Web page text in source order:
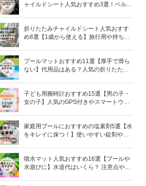
ャイルドシート人気おすすめ3選！ベルト
折りたたみチャイルドシート人気おすす
め8選【1歳から使える】旅行用や持ち運
プールマットおすすめ11選【厚手で滑ら
ない】代用品はある？人気の折りたたみ
子ども用腕時計おすすめ15選【男の子・
女の子】人気のGPS付きやスマートウォ
家庭用プールにおすすめの塩素剤5選【水
をキレイに保つ！】使いやすい錠剤やパ
噴水マット人気おすすめ16選【プールや
水遊びに】水道代はいくら？ 注意点やデ